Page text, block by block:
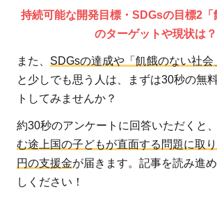
持続可能な開発目標・SDGsの目標2「
のターゲットや現状は？
また、 SDGsの達成や「飢餓のない社会
と少しでも思う人は、まずは30秒の無
トしてみませんか？
約30秒のアンケートに回答いただくと、
む途上国の子どもが直面する問題に取
円の支援金が届きます。記事を読み進
しください！